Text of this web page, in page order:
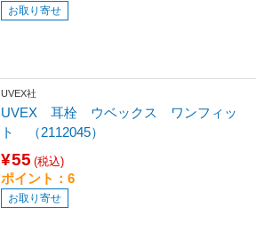
お取り寄せ
UVEX社
UVEX 耳栓 ウベックス ワンフィッ
ト （2112045）
¥55 (税込)
ポイント：6
お取り寄せ